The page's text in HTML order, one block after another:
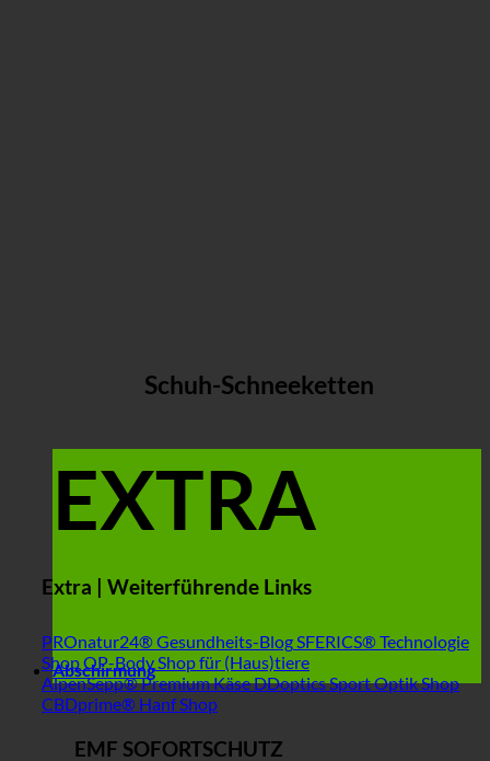
Schuh-Schneeketten
EXTRA
Extra | Weiterführende Links
PROnatur24® Gesundheits-Blog SFERICS® Technologie
ShopOP-Body Shop für (Haus)tiere
AlpenSepp® Premium KäseDDoptics Sport Optik Shop
CBDprime® Hanf Shop
Abschirmung
EMF SOFORTSCHUTZ